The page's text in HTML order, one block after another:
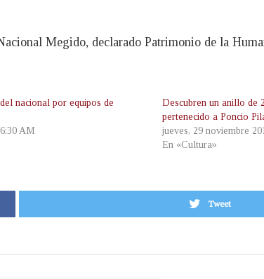
Megido, declarado Patrimonio de la
nacional por equipos de
AM
Descubren un anillo de
pertenecido a Poncio
jueves, 29 noviembre
En «Cultura»
Tweet